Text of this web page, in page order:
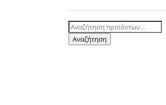
Αναζήτηση
για:
Αναζήτηση